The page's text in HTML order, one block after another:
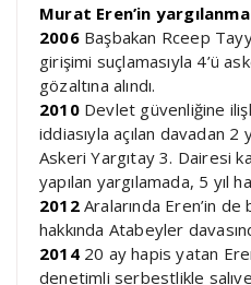
Murat Eren’in
2006Başbakan Rceep
girişimi suçlamasıyla 4’ü
gözaltına alındı.
2010Devlet güvenliğine
iddiasıyla açılan davadan 2
Askeri Yargıtay 3. Dairesi
yapılan yargılamada, 5 yıl
2012Aralarında Eren’in de
hakkında Atabeyler
201420 ay hapis yatan
denetimli serbestlikle